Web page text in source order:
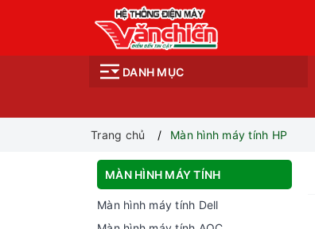
DANH MỤC
Trang chủ Màn hình máy tính HP
MÀN HÌNH MÁY TÍNH
Màn hình máy tính Dell